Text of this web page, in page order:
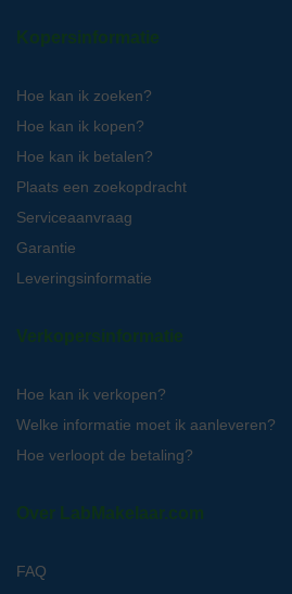
Kopersinformatie
Hoe kan ik zoeken?
Hoe kan ik kopen?
Hoe kan ik betalen?
Plaats een zoekopdracht
Serviceaanvraag
Garantie
Leveringsinformatie
Verkopersinformatie
Hoe kan ik verkopen?
Welke informatie moet ik aanleveren?
Hoe verloopt de betaling?
Over LabMakelaar.com
FAQ